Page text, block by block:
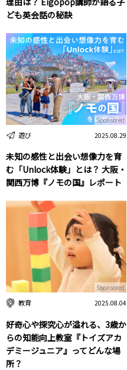
ども英会話の秘訣
遊び 2025.08.29
未知の感性と出会い想像力を育
む「Unlock体験」とは？ 大阪・
関西万博『ノモの国』レポート
Sponsored
教育 2025.08.04
好奇心や探究心が溢れる、3歳か
らの知能向上教室『トイズアカ
デミージュニア』ってどんな場
所？
Sponsored